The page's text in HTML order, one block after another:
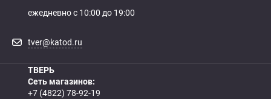
ежедневно с 10:00 до 19:00
tver@katod.ru
ТВЕРЬ
Сеть магазинов:
+7 (4822) 78-92-19